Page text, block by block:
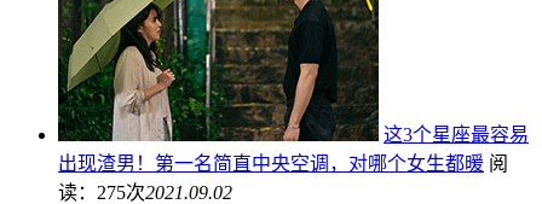
这3个星座最容易
出现渣男！第一名简直中央空调，对哪个女生都暖 阅
读：275次2021.09.02